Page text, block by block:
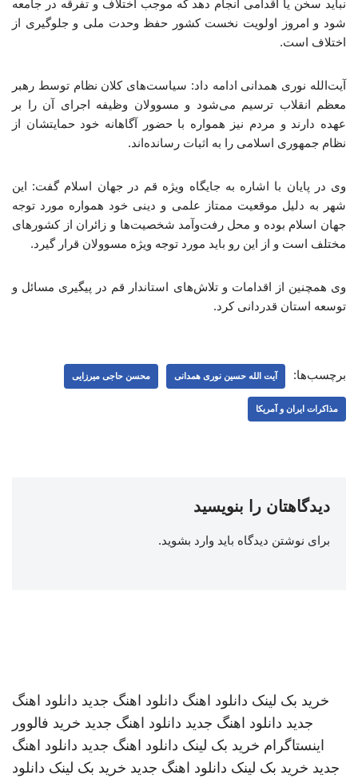
نباید سخن یا اقدامی انجام دهد که موجب اختلاف و تفرقه در جامعه
شود و امروز اولویت نخست کشور حفظ وحدت ملی و جلوگیری از
اختلاف است.
آیت‌الله نوری همدانی ادامه داد: سیاست‌های کلان نظام توسط رهبر
معظم انقلاب ترسیم می‌شود و مسوولان وظیفه اجرای آن را بر
عهده دارند و مردم نیز همواره با حضور آگاهانه خود حمایتشان از
نظام جمهوری اسلامی را به اثبات رسانده‌اند.
وی در پایان با اشاره به جایگاه ویژه قم در جهان اسلام گفت: این
شهر به دلیل موقعیت ممتاز علمی و دینی خود همواره مورد توجه
جهان اسلام بوده و محل رفت‌وآمد شخصیت‌ها و زائران از کشورهای
مختلف است و از این رو باید مورد توجه ویژه مسوولان قرار گیرد.
وی همچنین از اقدامات و تلاش‌های استاندار قم در پیگیری مسائل و
توسعه استان قدردانی کرد.
برچسب‌ها: آیت الله حسین نوری همدانی محسن حاجی میرزایی
مذاکرات ایران و آمریکا
دیدگاهتان را بنویسید
برای نوشتن دیدگاه باید وارد بشوید.
خرید بک لینک دانلود اهنگ دانلود اهنگ جدید دانلود اهنگ
جدید دانلود اهنگ جدید دانلود اهنگ جدید خرید فالوور
اینستاگرام خرید بک لینک دانلود اهنگ جدید دانلود اهنگ
جدید خرید بک لینک دانلود اهنگ جدید خرید بک لینک دانلود